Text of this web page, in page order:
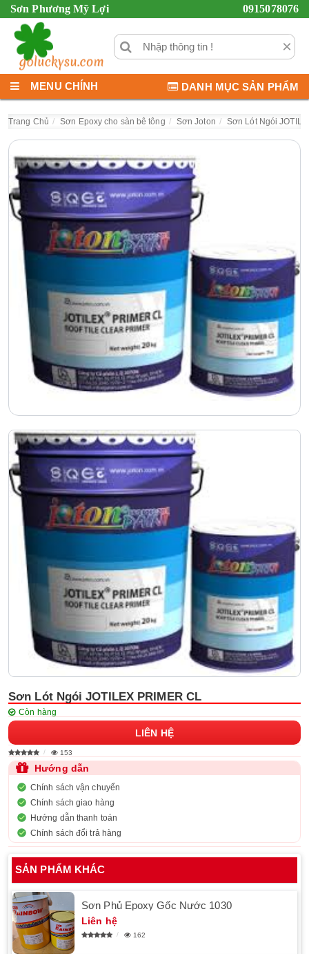
Sơn Phương Mỹ Lợi 0915078076
×
MENU CHÍNH DANH MỤC SẢN PHẨM
Trang Chủ Sơn Epoxy cho sàn bê tông Sơn Joton Sơn Lót Ngói
Sơn Lót Ngói JOTILEX PRIMER CL
Còn hàng
LIÊN HỆ
153
Hướng dẫn
Chính sách vận chuyển
Chính sách giao hàng
Hướng dẫn thanh toán
Chính sách đổi trả hàng
SẢN PHẨM KHÁC
Sơn Phủ Epoxy Gốc Nước 1030
Liên hệ
162